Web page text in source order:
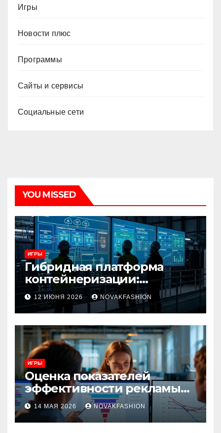
Игры
Новости плюс
Программы
Сайты и сервисы
Социальные сети
YOU MISSED
ИГРЫ
Гибридная платформа
контейнеризации:
архитектура, особенности
и сценарии использования
12 ИЮНЯ 2026 NOVAKFASHION
ИГРЫ
Оценка показателей
эффективности рекламы
при атрибуции
множественных точек
касания
14 МАЯ 2026 NOVAKFASHION